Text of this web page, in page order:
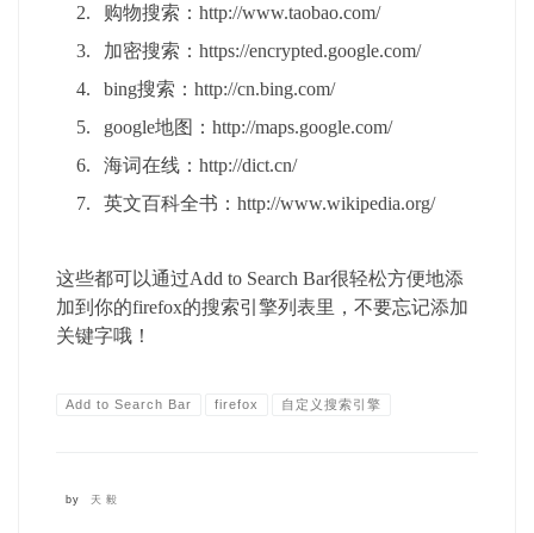
购物搜索：http://www.taobao.com/
加密搜索：https://encrypted.google.com/
bing搜索：http://cn.bing.com/
google地图：http://maps.google.com/
海词在线：http://dict.cn/
英文百科全书：http://www.wikipedia.org/
这些都可以通过Add to Search Bar很轻松方便地添
加到你的firefox的搜索引擎列表里，不要忘记添加
关键字哦！
Add to Search Bar firefox 自定义搜索引擎
by 天毅